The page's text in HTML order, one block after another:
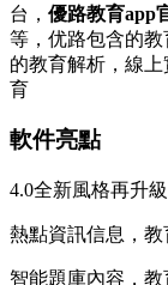
台， 優路教育app
等，优路包含的教
的教育解析，線
育
軟件亮點
4.0全新風格再升
熱點資訊信息，教
智能題庫內容，教